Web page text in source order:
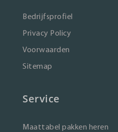
Bedrijfsprofiel
Privacy Policy
Voorwaarden
Sitemap
Service
Maattabel pakken heren